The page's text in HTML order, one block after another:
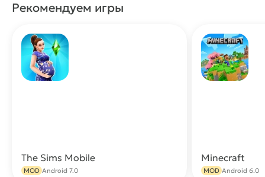
Рекомендуем игры
The Sims Mobile
MOD Android 7.0
Minecraft
MOD Android 6.0